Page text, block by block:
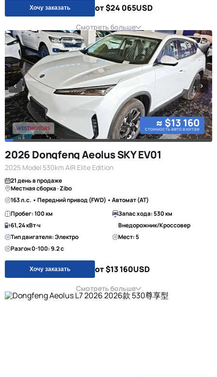
Хочу заказать от $24 065USD
Смотреть больше
≈ $13 160
стоимость авто в китае
2026 Dongfeng Aeolus SKY EV01
2025 Model 530km AIR Elite Edition
21 день в продаже
Местная сборка · Zibo
163 л.с. • Передний привод (FWD) • Автомат (AT)
Пробег: 100 км
Запас хода: 530 км
61,24 кВт·ч
Внедорожник/Кроссовер
Тип двигателя: Электро
Мест: 5
Разгон 0-100: 9.2 с
Хочу заказать от $13 160USD
Смотреть больше